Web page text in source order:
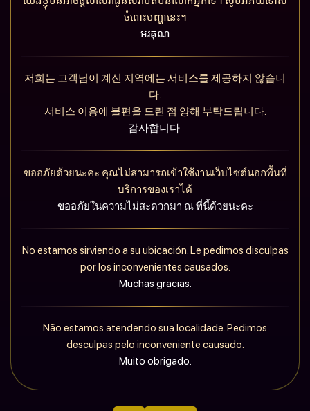
ចំពោះបញ្ហានេះ។
អរគុណ
저희는 고객님이 계신 지역에는 서비스를 제공하지 않습니
다.
서비스 이용에 불편을 드린 점 양해 부탁드립니다.
감사합니다.
ขออภัยด้วยนะคะ คุณไม่สามารถเข้าใช้งานเว็บไซต์นอกพื้นที่
บริการของเราได้
ขออภัยในความไม่สะดวกมา ณ ที่นี้ด้วยนะคะ
No estamos sirviendo a su ubicación. Le pedimos disculpas
por los inconvenientes causados.
Muchas gracias.
Não estamos atendendo sua localidade. Pedimos
desculpas pelo inconveniente causado.
Muito obrigado.